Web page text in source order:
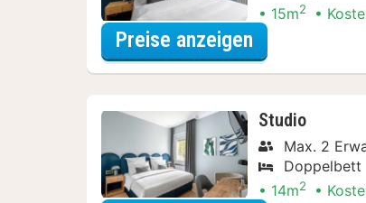
15m2
Preise anzeigen
Studio
Max. 2
Doppelbett
14m2